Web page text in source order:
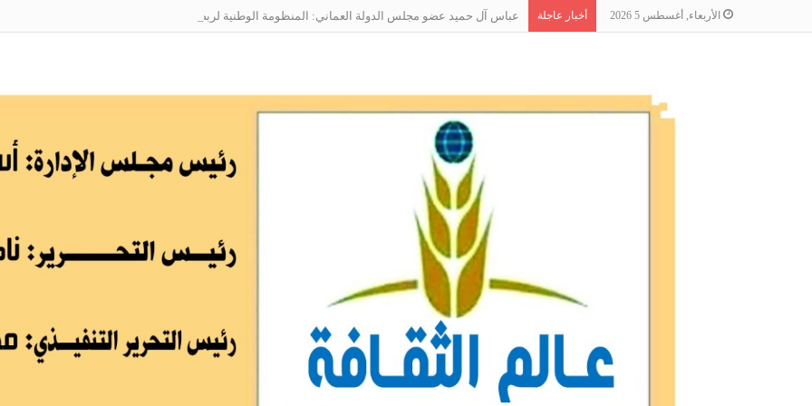
الأربعاء, أغسطس 5 2026 أخبار عاجلة عباس آل حميد عضو مجلس الدولة العماني: المنظومة الوطنية لربط التوظيف بالمهارات تعالج البطالة من